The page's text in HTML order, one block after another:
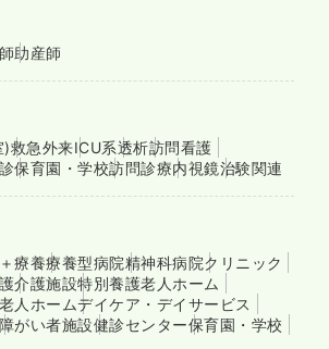
助産師
)救急外来ICU系透析訪問看護
保育園・学校訪問診療内視鏡治験関連
療養療養型病院精神科病院クリニック
介護施設特別養護老人ホーム
人ホームデイケア・デイサービス
障がい者施設健診センター保育園・学校